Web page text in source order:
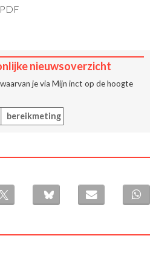
nieuwsoverzicht
je via Mijn inct op de hoogte
bereikmeting